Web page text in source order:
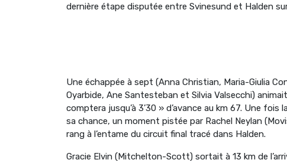
dernière étape disputée entre Svinesund et Halden
Une échappée à sept (Anna Christian, Maria-Giulia
Oyarbide, Ane Santesteban et Silvia Valsecchi)
comptera jusqu’à 3’30 » d’avance au km 67. Une
sa chance, un moment pistée par Rachel Neylan
rang à l’entame du circuit final tracé dans Halden.
Gracie Elvin (Mitchelton-Scott) sortait à 13 km de